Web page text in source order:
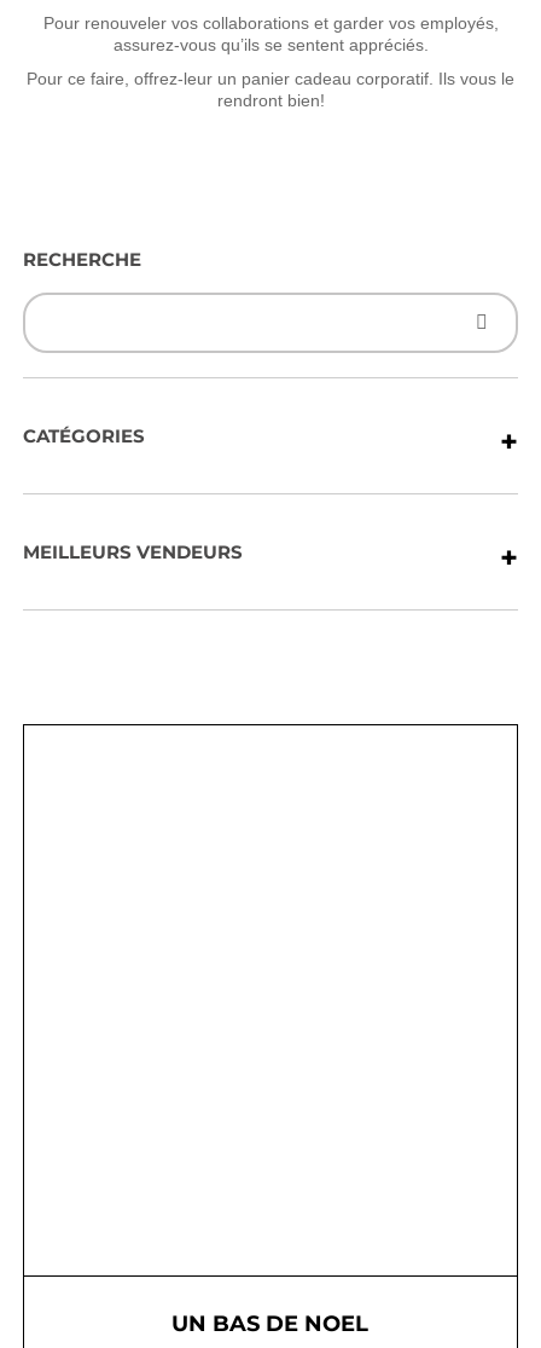
Pour renouveler vos collaborations et garder vos employés,
assurez-vous qu’ils se sentent appréciés.
Pour ce faire, offrez-leur un panier cadeau corporatif. Ils vous le
rendront bien!
RECHERCHE
CATÉGORIES +
MEILLEURS VENDEURS +
UN BAS DE NOEL